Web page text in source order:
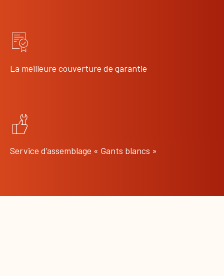
La meilleure couverture de garantie
Service d’assemblage « Gants blancs »